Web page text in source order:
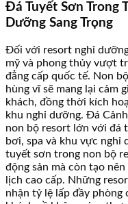
Đá Tuyết Sơn Trong
Dưỡng Sang Trọng
Đối với resort nghỉ
mỹ và phong thủy vượt
đẳng cấp quốc tế. Non
hùng vĩ sẽ mang lại cảm
khách, đồng thời kích
khu nghỉ dưỡng. Đá
non bộ resort lớn với đá
bơi, spa và khu vực nghỉ
tuyết sơn trong non bộ
động sản mà còn tạo
lịch cao cấp. Những
nhận tỷ lệ lấp đầy